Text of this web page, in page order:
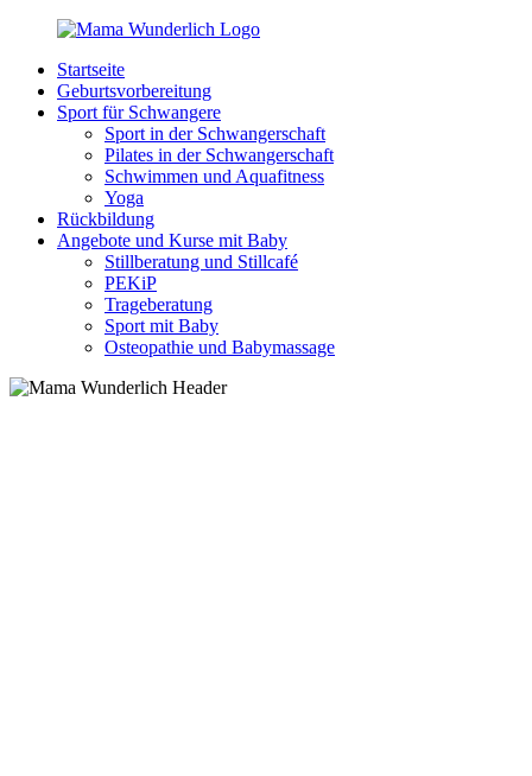
Zurück
Inhalt
MamaWunderlich.de
Mutti
sein
wunderbar!
Startseite
Geburtsvorbereitung
Sport für Schwangere
Sport in der Schwangerschaft
Pilates in der Schwangerschaft
Schwimmen und Aquafitness
Yoga
Rückbildung
Angebote und Kurse mit Baby
Stillberatung und Stillcafé
PEKiP
Trageberatung
Sport mit Baby
Osteopathie und Babymassage